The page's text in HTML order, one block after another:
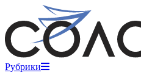
Рубрики